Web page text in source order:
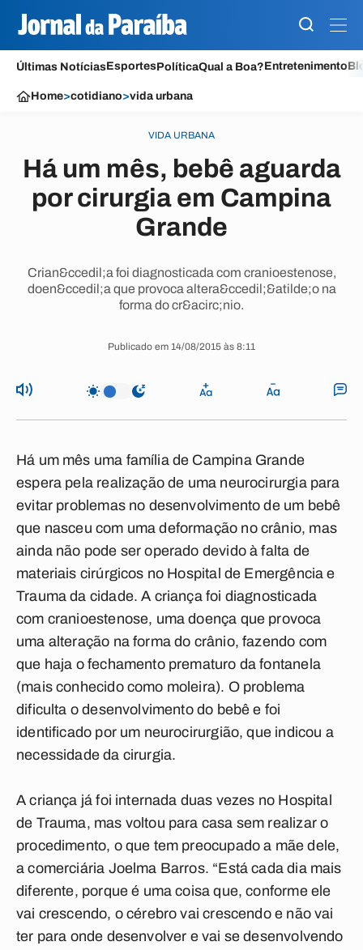
Últimas NotíciasEsportesPolíticaQual a Boa?Entretenimento
Home>cotidiano>vida urbana
VIDA URBANA
Há um mês, bebê aguarda
por cirurgia em Campina
Grande
Crian&ccedil;a foi diagnosticada com cranioestenose,
doen&ccedil;a que provoca altera&ccedil;&atilde;o na
forma do cr&acirc;nio.
Publicado em 14/08/2015 às 8:11
Há um mês uma família de Campina Grande
espera pela realização de uma neurocirurgia para
evitar problemas no desenvolvimento de um bebê
que nasceu com uma deformação no crânio, mas
ainda não pode ser operado devido à falta de
materiais cirúrgicos no Hospital de Emergência e
Trauma da cidade. A criança foi diagnosticada
com cranioestenose, uma doença que provoca
uma alteração na forma do crânio, fazendo com
que haja o fechamento prematuro da fontanela
(mais conhecido como moleira). O problema
dificulta o desenvolvimento do bebê e foi
identificado por um neurocirurgião, que indicou a
necessidade da cirurgia.
A criança já foi internada duas vezes no Hospital
de Trauma, mas voltou para casa sem realizar o
procedimento, o que tem preocupado a mãe dele,
a comerciária Joelma Barros. “Está cada dia mais
diferente, porque é uma coisa que, conforme ele
vai crescendo, o cérebro vai crescendo e não vai
ter para onde desenvolver e vai se desenvolvendo